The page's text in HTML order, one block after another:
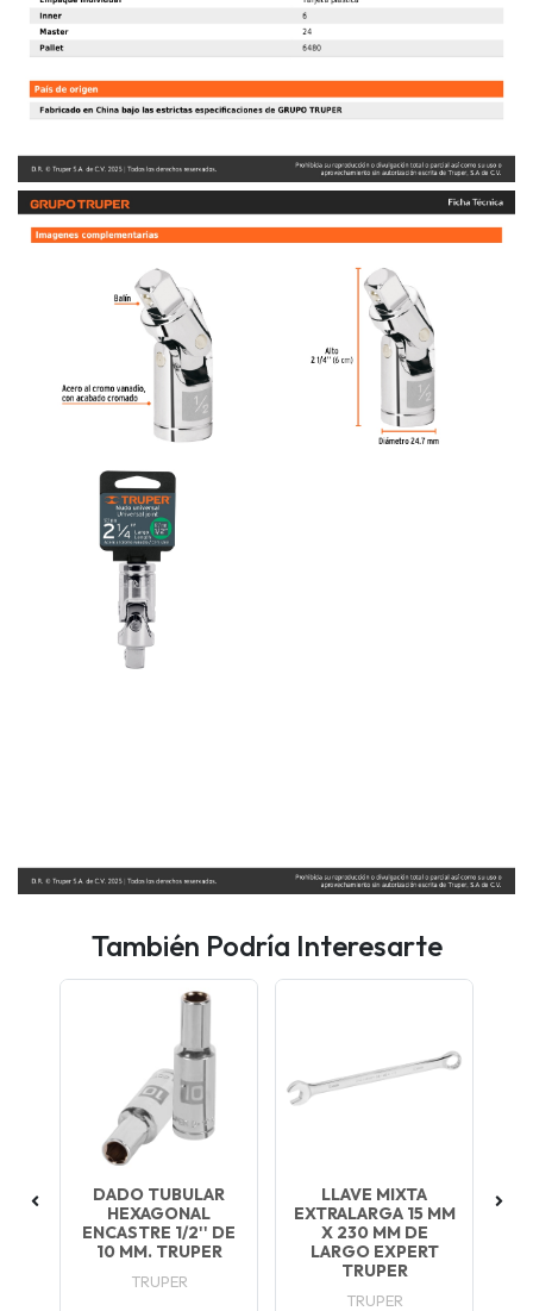
También Podría Interesarte
DADO TUBULAR
HEXAGONAL
ENCASTRE 1/2'' DE
10 MM. TRUPER
TRUPER
LLAVE MIXTA
EXTRALARGA 15 MM
X 230 MM DE
LARGO EXPERT
TRUPER
TRUPER